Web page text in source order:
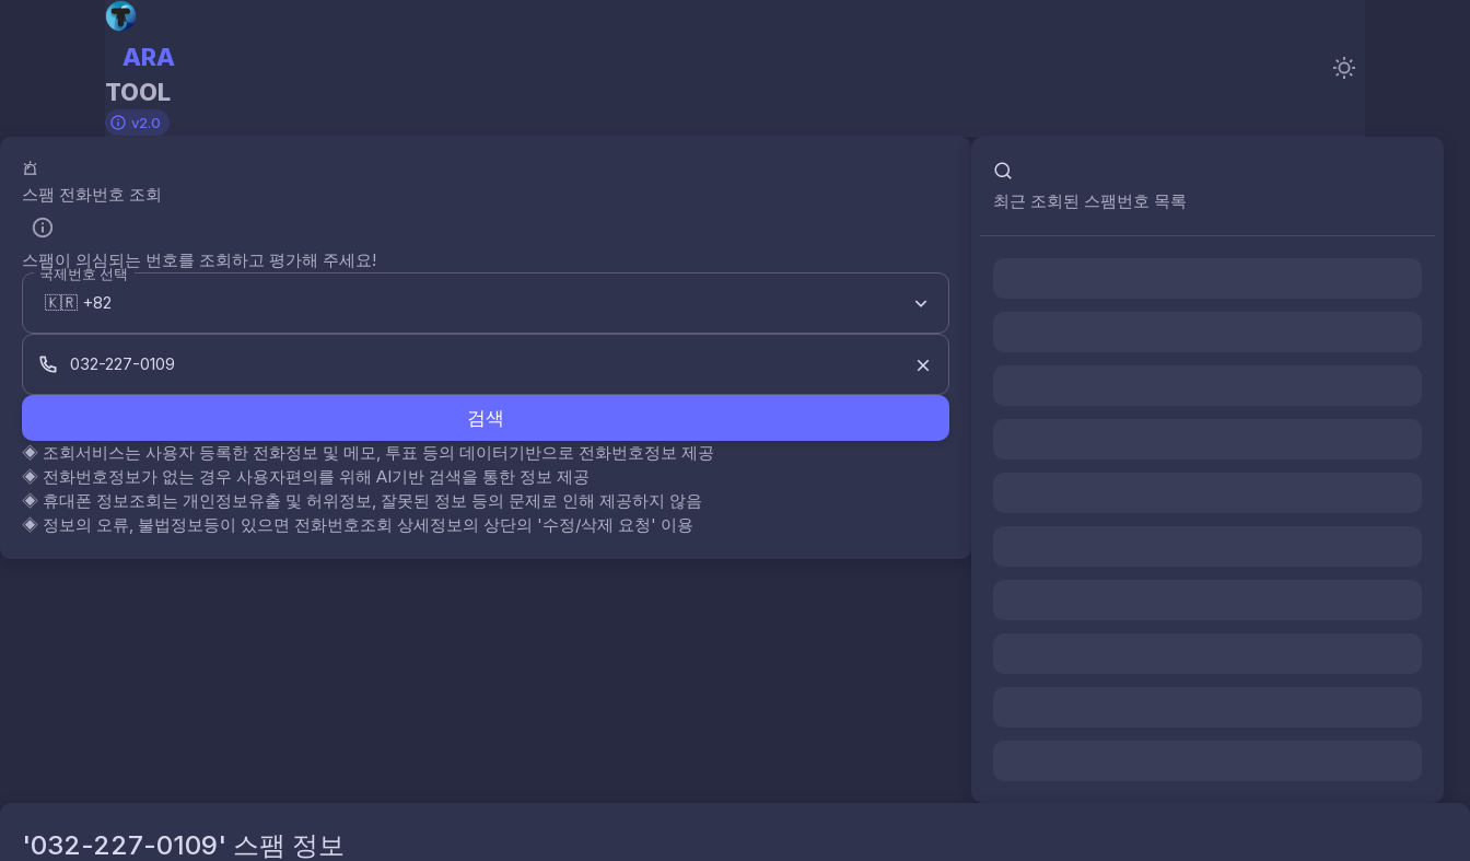
ARA
TOOL
v2.0
스팸 전화번호 조회
스팸이 의심되는 번호를 조회하고 평가해 주세요!
국제번호 선택
검색
◈ 조회서비스는 사용자 등록한 전화정보 및 메모, 투표 등의 데이터기반으로 전화번호정보 제공
◈ 전화번호정보가 없는 경우 사용자편의를 위해 AI기반 검색을 통한 정보 제공
◈ 휴대폰 정보조회는 개인정보유출 및 허위정보, 잘못된 정보 등의 문제로 인해 제공하지 않음
◈ 정보의 오류, 불법정보등이 있으면 전화번호조회 상세정보의 상단의 '수정/삭제 요청' 이용
최근 조회된 스팸번호 목록
'032-227-0109' 스팸 정보